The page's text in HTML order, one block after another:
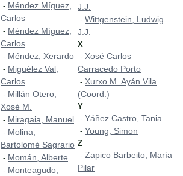
- Méndez Míguez,
Carlos
- Méndez Míguez,
Carlos
- Méndez, Xerardo
- Miguélez Val,
Carlos
- Millán Otero,
Xosé M.
- Miragaia, Manuel
- Molina,
Bartolomé Sagrario
- Momán, Alberte
- Monteagudo,
J.J.
- Wittgenstein, Ludwig
J.J.
X
- Xosé Carlos
Carracedo Porto
- Xurxo M. Ayán Vila
(Coord.)
Y
- Yáñez Castro, Tania
- Young, Simon
Z
- Zapico Barbeito, María
Pilar